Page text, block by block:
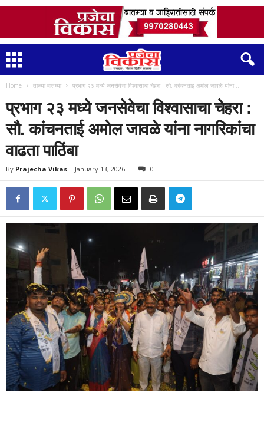
Home ताज्या बातम्या प्रभाग २३ मध्ये जनसेवेचा विश्वासाचा चेहरा : सौ. कांचनताई अमोल जावळे यांना...
प्रभाग २३ मध्ये जनसेवेचा विश्वासाचा चेहरा :
सौ. कांचनताई अमोल जावळे यांना नागरिकांचा
वाढता पाठिंबा
By Prajecha Vikas - January 13, 2026 0